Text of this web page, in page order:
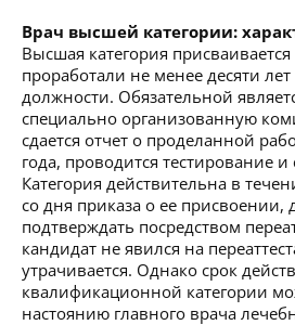
Врач высшей категории:
Высшая категория
проработали не менее десяти лет
должности. Обязательной
специально организованную
сдается отчет о проделанной
года, проводится тестирование и
Категория действительна в
со дня приказа о ее присвоении,
подтверждать посредством
кандидат не явился на
утрачивается. Однако срок
квалификационной категории
настоянию главного врача